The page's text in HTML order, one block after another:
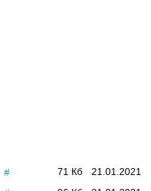
# 21.01.2021
71 Кб